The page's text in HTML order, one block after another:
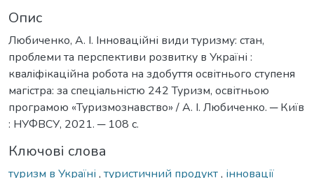
Опис
Любиченко, А. І. Інноваційні види туризму: стан,
проблеми та перспективи розвитку в Україні :
кваліфікаційна робота на здобуття освітнього ступеня
магістра: за спеціальністю 242 Туризм, освітньою
програмою «Туризмознавство» / А. І. Любиченко. ─ Київ
: НУФВСУ, 2021. ─ 108 с.
Ключові слова
туризм в Україні , туристичний продукт, інновації